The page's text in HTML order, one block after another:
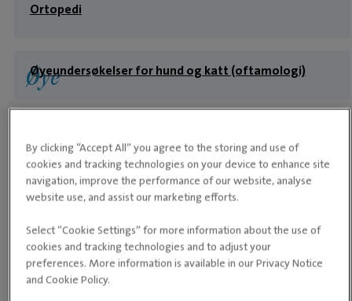
Ortopedi
Øye
Øyeundersøkelser for hund og katt (oftamologi)
Dyrebutikk
Dyrefôr til hund og katt
PURINA® PRO PLAN® Expert Care Nutrition
Åpningstider ved Volvat Dyreklinikk
By clicking “Accept All” you agree to the storing and use of
cookies and tracking technologies on your device to enhance site
navigation, improve the performance of our website, analyse
website use, and assist our marketing efforts.
Select “Cookie Settings” for more information about the use of
cookies and tracking technologies and to adjust your
preferences. More information is available in our Privacy Notice
and Cookie Policy.